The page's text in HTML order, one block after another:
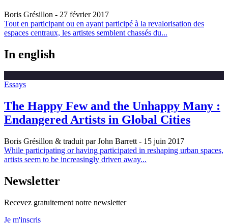
Boris Grésillon - 27 février 2017
Tout en participant ou en ayant participé à la revalorisation des
espaces centraux, les artistes semblent chassés du...
In english
Essays
The Happy Few and the Unhappy Many :
Endangered Artists in Global Cities
Boris Grésillon & traduit par John Barrett - 15 juin 2017
While participating or having participated in reshaping urban spaces,
artists seem to be increasingly driven away...
Newsletter
Recevez gratuitement notre newsletter
Je m'inscris